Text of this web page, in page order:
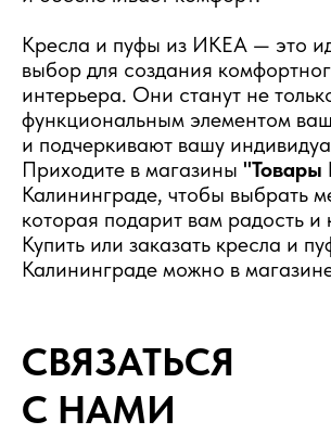
Кресла и пуфы из ИКЕА — это
выбор для создания
интерьера. Они станут не
функциональным элементом
и подчеркивают вашу
Приходите в магазины
Калининграде, чтобы выбрать
которая подарит вам радость и
Купить или заказать кресла и
Калининграде можно в
СВЯЗАТЬСЯ
С НАМИ